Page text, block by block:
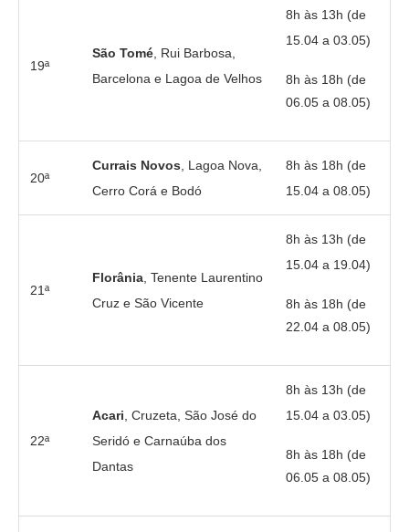
19ª
São Tomé, Rui Barbosa,
Barcelona e Lagoa de Velhos
8h às 13h (de
15.04 a 03.05)
8h às 18h (de
06.05 a 08.05)
20ª
Currais Novos, Lagoa Nova,
Cerro Corá e Bodó
8h às 18h (de
15.04 a 08.05)
21ª
Florânia, Tenente Laurentino
Cruz e São Vicente
8h às 13h (de
15.04 a 19.04)
8h às 18h (de
22.04 a 08.05)
22ª
Acari, Cruzeta, São José do
Seridó e Carnaúba dos
Dantas
8h às 13h (de
15.04 a 03.05)
8h às 18h (de
06.05 a 08.05)